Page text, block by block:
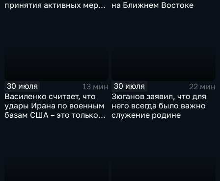
принятия активных мер
на Ближнем Востоке
30 июля
13 мин
Василенко считает, что
удары Ирана по военным
базам США – это только
30 июля
22 мин
Зюганов заявил, что для
него всегда было важно
служение родине